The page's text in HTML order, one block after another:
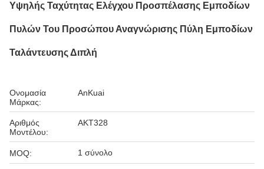
Υψηλής Ταχύτητας Ελέγχου Προσπέλασης Εμποδίων
Πυλών Του Προσώπου Αναγνώρισης Πύλη Εμποδίων
Ταλάντευσης Διπλή
Ονομασία
Μάρκας:
AnKuai
Αριθμός
Μοντέλου:
AKT328
MOQ: 1 σύνολο